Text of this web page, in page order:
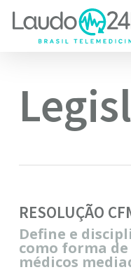
Skip
RESOLUÇÃO
Define e
como forma
médicos